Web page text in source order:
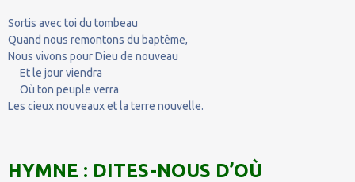
Sortis avec toi du tombeau
Quand nous remontons du baptême,
Nous vivons pour Dieu de nouveau
Et le jour viendra
Où ton peuple verra
Les cieux nouveaux et la terre nouvelle.
HYMNE : DITES-NOUS D’OÙ